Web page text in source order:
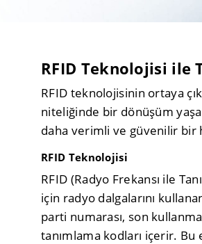
RFID Teknolojisi ile
RFID teknolojisinin ortaya
niteliğinde bir dönüşüm
daha verimli ve güvenilir bir
RFID Teknolojisi
RFID (Radyo Frekansı ile
için radyo dalgalarını
parti numarası, son
tanımlama kodları içerir.